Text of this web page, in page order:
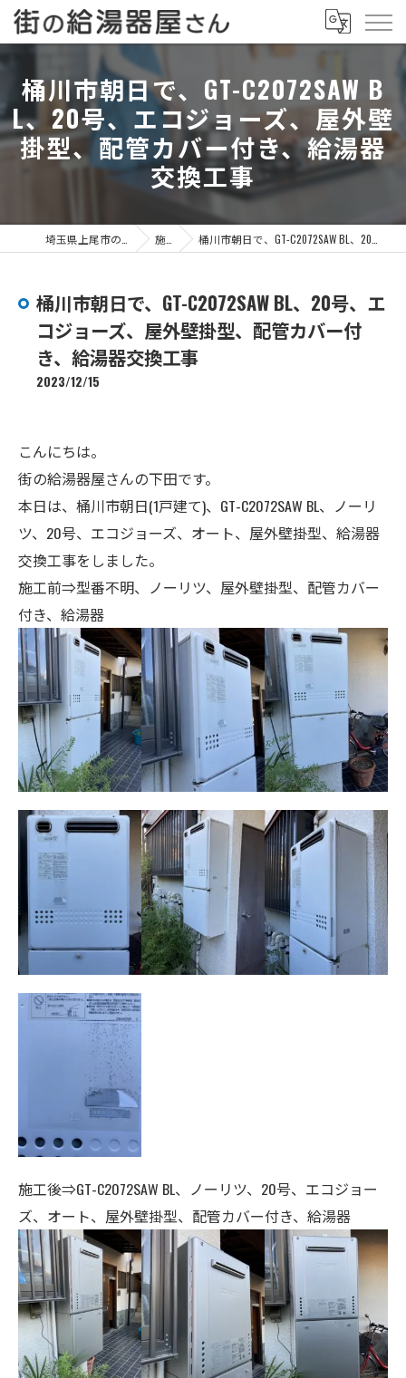
桶川市朝日で、GT-C2072SAW B
L、20号、エコジョーズ、屋外壁
掛型、配管カバー付き、給湯器
交換工事
施工事例 桶川市朝日で、GT-C2072SAW BL、20号、エコジョーズ、屋外壁掛型、配管カバー付き、給湯器交換工事
桶川市朝日で、GT-C2072SAW BL、20号、エ
コジョーズ、屋外壁掛型、配管カバー付
き、給湯器交換工事
2023/12/15
こんにちは。
街の給湯器屋さんの下田です。
本日は、桶川市朝日(1戸建て)、GT-C2072SAW BL、ノーリ
ツ、20号、エコジョーズ、オート、屋外壁掛型、給湯器
交換工事をしました。
施工前⇒型番不明、ノーリツ、屋外壁掛型、配管カバー
付き、給湯器
施工後⇒GT-C2072SAW BL、ノーリツ、20号、エコジョー
ズ、オート、 屋外壁掛型、配管カバー付き、給湯器